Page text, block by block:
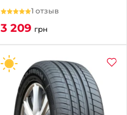
1 отзыв
3 209 грн